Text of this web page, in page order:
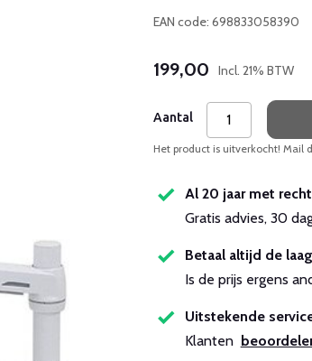
EAN code: 698833058390
199,00 Incl. 21% BTW
Aantal
Het product is uitverkocht! Mail
Al 20 jaar met
Gratis advies, 30
Betaal altijd de
Is de prijs ergens
Uitstekende
Klanten